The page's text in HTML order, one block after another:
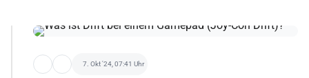
7. Okt '24, 07:41 Uhr